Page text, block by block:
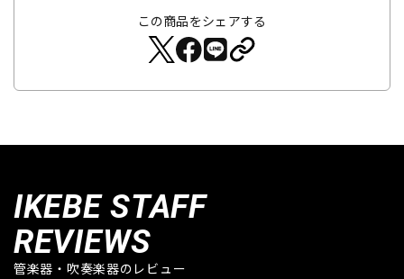
この商品をシェアする
IKEBE STAFF
REVIEWS
管楽器・吹奏楽器のレビュー